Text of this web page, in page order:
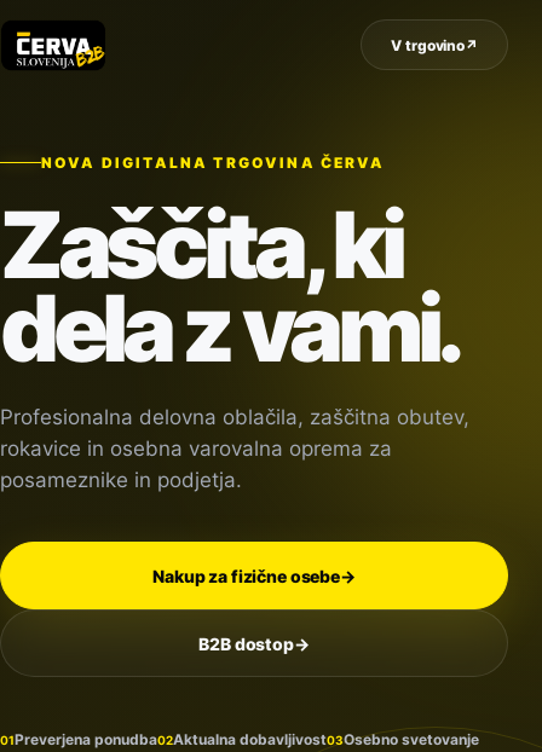
V trgovino↗
NOVA DIGITALNA TRGOVINA ČERVA
Zaščita, ki
dela z vami.
Profesionalna delovna oblačila, zaščitna obutev,
rokavice in osebna varovalna oprema za
posameznike in podjetja.
Nakup za fizične osebe→
B2B dostop→
01Preverjena ponudba02Aktualna dobavljivost03Osebno svetovanje
Na
prihaja